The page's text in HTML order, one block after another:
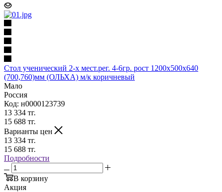
Стол ученический 2-х мест.рег. 4-6гр. рост 1200х500х640
(700,760)мм (ОЛЬХА) м/к коричневый
Мало
Россия
Код: н0000123739
13 334 тг.
15 688 тг.
Варианты цен
13 334 тг.
15 688 тг.
Подробности
В корзину
Акция